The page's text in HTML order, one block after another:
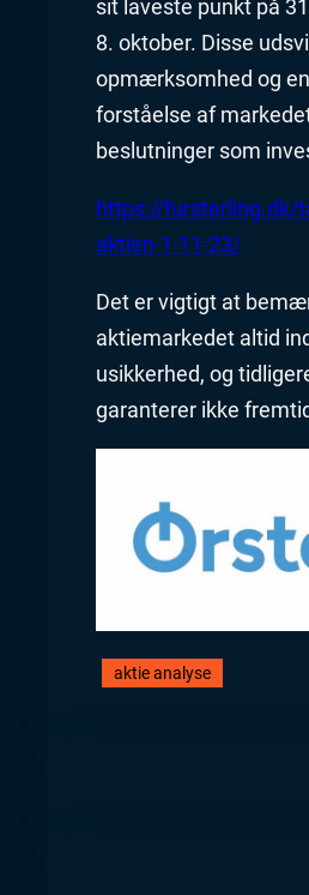
sit laveste punkt på
8. oktober. Disse
opmærksomhed og
forståelse af
beslutninger som
https://fursterling.dk/
aktien-1-11-23/
Det er vigtigt at
aktiemarkedet altid
usikkerhed, og
garanterer ikke
aktie analyse